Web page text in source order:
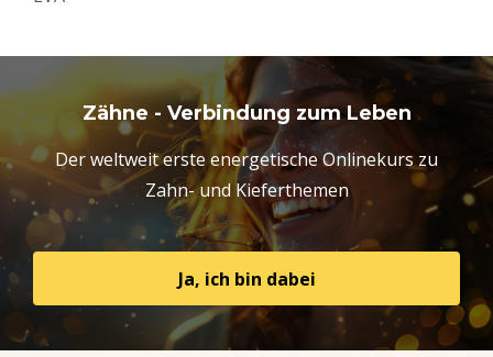
Zähne - Verbindung zum Leben
Der weltweit erste energetische Onlinekurs zu
Zahn- und Kieferthemen
Ja, ich bin dabei